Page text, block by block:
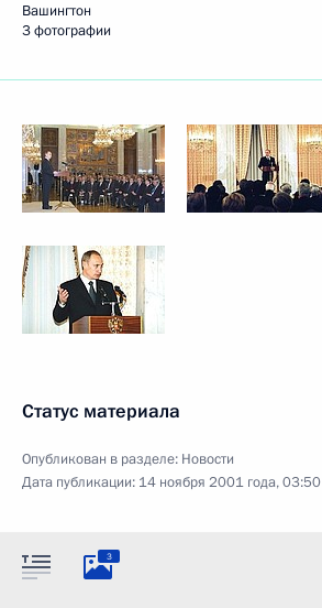
Вашингтон
3 фотографии
Статус материала
Опубликован в разделе: Новости
Дата публикации: 14 ноября 2001 года, 03:50
3